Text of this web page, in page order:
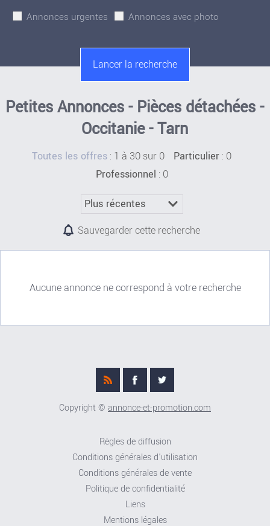
Annonces urgentes
Annonces avec photo
Petites Annonces - Pièces détachées -
Occitanie - Tarn
Toutes les offres : 1 à 30 sur 0 Particulier : 0
Professionnel : 0
Sauvegarder cette recherche
Aucune annonce ne correspond à votre recherche
Copyright © annonce-et-promotion.com
Règles de diffusion
Conditions générales d'utilisation
Conditions générales de vente
Politique de confidentialité
Liens
Mentions légales